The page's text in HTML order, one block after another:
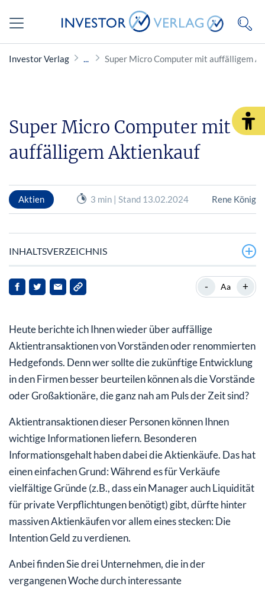
Investor Verlag Super Micro Computer mit auffälligem
Super Micro Computer mit
auffälligem Aktienkauf
Aktien 3 min | Stand 13.02.2024 Rene König
INHALTSVERZEICHNIS
Charter Communications
Wolfspeed
- Aa +
Heute berichte ich Ihnen wieder über auffällige
Aktientransaktionen von Vorständen oder renommierten
Hedgefonds. Denn wer sollte die zukünftige Entwicklung
in den Firmen besser beurteilen können als die Vorstände
oder Großaktionäre, die ganz nah am Puls der Zeit sind?
Aktientransaktionen dieser Personen können Ihnen
wichtige Informationen liefern. Besonderen
Informationsgehalt haben dabei die Aktienkäufe. Das hat
einen einfachen Grund: Während es für Verkäufe
vielfältige Gründe (z.B., dass ein Manager auch Liquidität
für private Verpflichtungen benötigt) gibt, dürfte ­hinter
massiven Aktienkäufen vor allem eines stecken: Die
Intention Geld zu verdienen.
Anbei finden Sie drei Unternehmen, die in der
vergangenen Woche durch interessante